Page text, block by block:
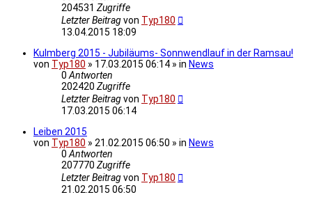
204531 Zugriffe
Letzter Beitragvon Typ180
13.04.2015 18:09
Kulmberg 2015 - Jubiläums- Sonnwendlauf in der Ramsau!
von Typ180 » 17.03.2015 06:14 » in News
0Antworten
202420 Zugriffe
Letzter Beitragvon Typ180
17.03.2015 06:14
Leiben 2015
von Typ180 » 21.02.2015 06:50 » in News
0Antworten
207770 Zugriffe
Letzter Beitragvon Typ180
21.02.2015 06:50